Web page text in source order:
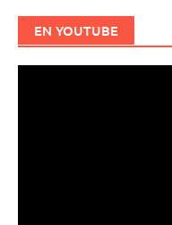
EN YOUTUBE